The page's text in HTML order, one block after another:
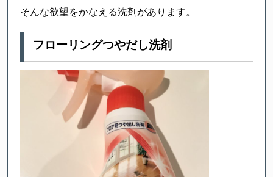
そんな欲望をかなえる洗剤があります。
フローリングつやだし洗剤